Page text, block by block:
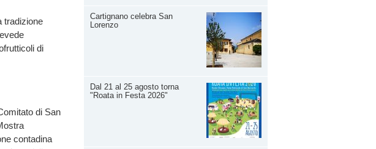
Cartignano celebra San
Lorenzo
Dal 21 al 25 agosto torna
"Roata in Festa 2026"
tradizione
di
di San
contadina